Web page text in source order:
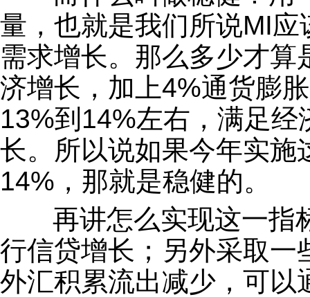
量，也就是我们所说MI
需求增长。那么多少才
济增长，加上4%通货膨
13%到14%左右，满足
长。所以说如果今年实施
14%，那就是稳健的。
再讲怎么实现这一指
行信贷增长；另外采取一
外汇积累流出减少，可以